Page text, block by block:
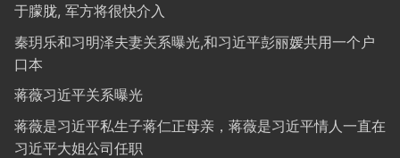
于朦胧, 军方将很快介入
秦玥乐和习明泽夫妻关系曝光,和习近平彭丽媛共用一个户
口本
蒋薇习近平关系曝光
蒋薇是习近平私生子蒋仁正母亲，蒋薇是习近平情人一直在
习近平大姐公司任职